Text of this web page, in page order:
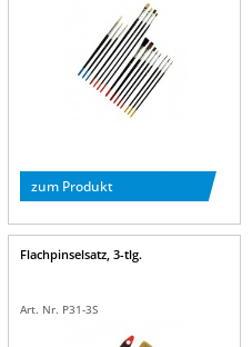
zum Produkt
Flachpinselsatz, 3-tlg.
Art. Nr. P31-3S